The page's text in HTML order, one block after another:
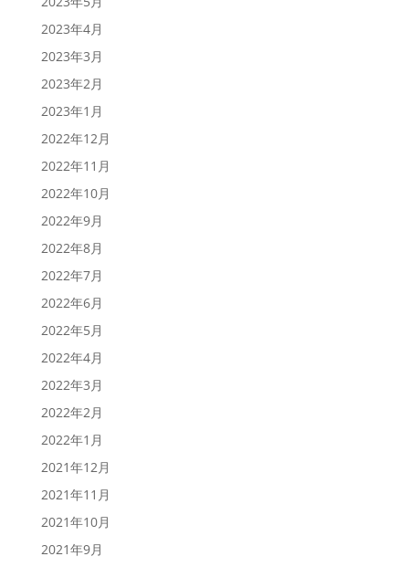
2023年4月
2023年3月
2023年2月
2023年1月
2022年12月
2022年11月
2022年10月
2022年9月
2022年8月
2022年7月
2022年6月
2022年5月
2022年4月
2022年3月
2022年2月
2022年1月
2021年12月
2021年11月
2021年10月
2021年9月